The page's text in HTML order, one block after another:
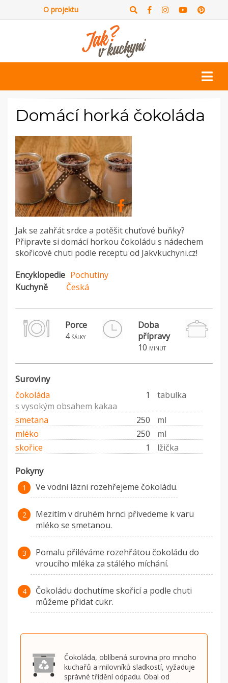
O projektu
Domácí horká čokoláda
Jak se zahřát srdce a potěšit chuťové buňky?
Připravte si domácí horkou čokoládu s nádechem
skořicové chuti podle receptu od Jakvkuchyni.cz!
Encyklopedie Pochutiny
Kuchyně
Česká
Porce
4 šálky
Doba
přípravy
10 minut
Suroviny
čokoláda 1
tabulka
s vysokým obsahem kakaa
smetana
250
ml
mléko
250
ml
skořice
1 lžička
Pokyny
Ve vodní lázni rozehřejeme čokoládu.
Mezitím v druhém hrnci přivedeme k varu
mléko se smetanou.
Pomalu přiléváme rozehřátou čokoládu do
vroucího mléka za stálého míchání.
Čokoládu dochutíme skořicí a podle chuti
můžeme přidat cukr.
Čokoláda, oblíbená surovina pro mnoho
kuchařů a milovníků sladkostí, vyžaduje
správné třídění odpadu. Obal od